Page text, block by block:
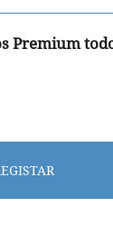
Premium